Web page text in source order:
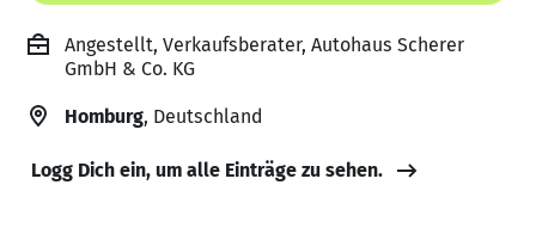
Angestellt, Verkaufsberater, Autohaus Scherer
GmbH & Co. KG
Homburg, Deutschland
Logg Dich ein, um alle Einträge zu sehen.